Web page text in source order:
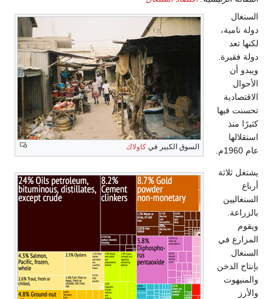
السوق الكبير في كاولاك
السنغال
دولة نامية،
لكنها تعد
دولة فقيرة.
ويبدو أن
الأحوال
الاقتصادية
تحسنت فيها
كثيرًا منذ
استقلالها
عام 1960م.
يشتغل ثلاثة
أرباع
السنغاليين
بالزراعة.
ويقوم
المزارع في
السنغال
بإنتاج الدخن
والمنيهوت
والأرز